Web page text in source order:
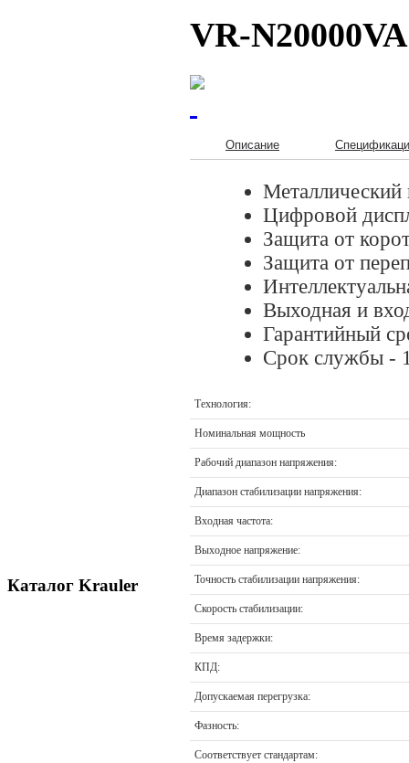
Каталог Krauler
VR-N20000VA
Описание
Металлический
Цифровой
Защита от
Защита от
Выходная и
Гарантийный
Срок службы -
Технология:
Номинальная мощность
Рабочий диапазон напряжения:
Диапазон стабилизации напряжения:
Входная частота:
Выходное напряжение:
Точность стабилизации напряжения:
Скорость стабилизации:
Время задержки:
КПД:
Допускаемая перегрузка:
Фазность:
Соответствует стандартам: